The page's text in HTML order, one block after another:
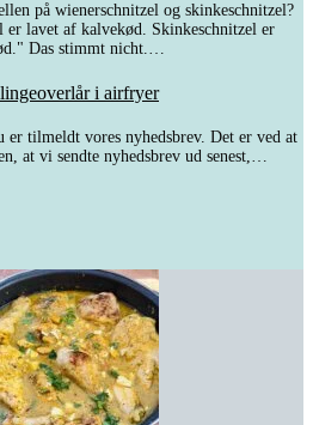
på wienerschnitzel og skinkeschnitzel?
er lavet af kalvekød. Skinkeschnitzel er
Das stimmt nicht.…
i airfryer
er tilmeldt vores nyhedsbrev. Det er ved at
at vi sendte nyhedsbrev ud senest,…